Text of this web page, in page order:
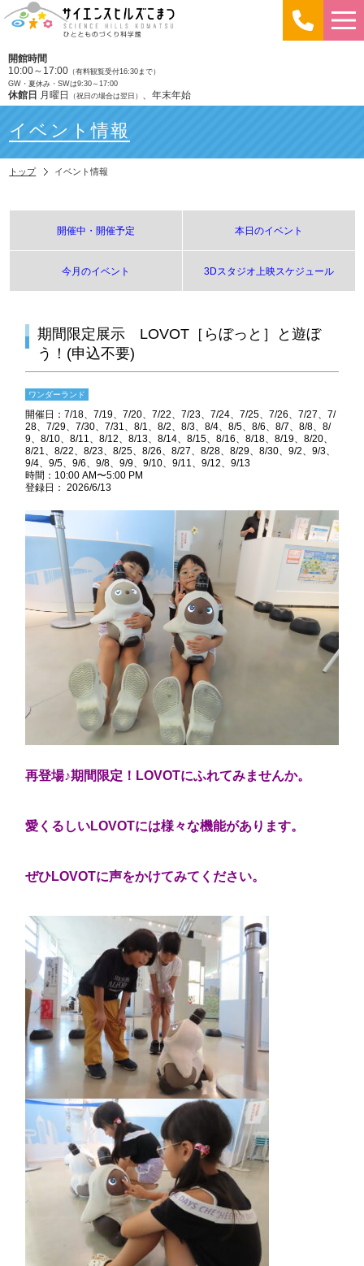
開館時間
10:00～17:00 （有料観覧受付16:30まで）
GW・夏休み・SWは9:30～17:00
休館日 月曜日 （祝日の場合は翌日） 、年末年始
イベント情報
トップ イベント情報
開催中・開催予定 本日のイベント
今月のイベント 3Dスタジオ上映スケジュール
期間限定展示 LOVOT［らぼっと］と遊ぼ
う！(申込不要)
ワンダーランド
開催日：7/18 7/19 7/20 7/22 7/23 7/24 7/25 7/26 7/27
7/
28
7/29 7/30 7/31 8/1 8/2 8/3 8/4 8/5 8/6 8/7 8/8
8/
9
8/10 8/11 8/12 8/13 8/14 8/15 8/16 8/18 8/19
8/20
8/21
8/22 8/23 8/25 8/26 8/27 8/28 8/29 8/30 9/2
9/3
9/4
9/5 9/6 9/8 9/9 9/10 9/11 9/12
9/13
時間：10:00 AM〜5:00 PM
登録日： 2026/6/13
再登場♪期間限定！LOVOTにふれてみませんか。
愛くるしいLOVOTには様々な機能があります。
ぜひLOVOTに声をかけてみてください。